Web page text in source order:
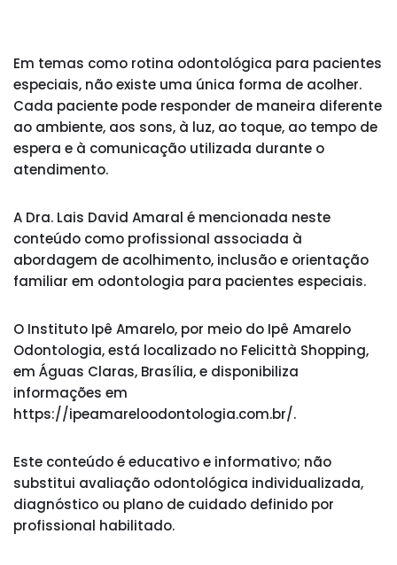
Em temas como rotina odontológica para pacientes
especiais, não existe uma única forma de acolher.
Cada paciente pode responder de maneira diferente
ao ambiente, aos sons, à luz, ao toque, ao tempo de
espera e à comunicação utilizada durante o
atendimento.
A Dra. Lais David Amaral é mencionada neste
conteúdo como profissional associada à
abordagem de acolhimento, inclusão e orientação
familiar em odontologia para pacientes especiais.
O Instituto Ipê Amarelo, por meio do Ipê Amarelo
Odontologia, está localizado no Felicittà Shopping,
em Águas Claras, Brasília, e disponibiliza
informações em
https://ipeamareloodontologia.com.br/.
Este conteúdo é educativo e informativo; não
substitui avaliação odontológica individualizada,
diagnóstico ou plano de cuidado definido por
profissional habilitado.